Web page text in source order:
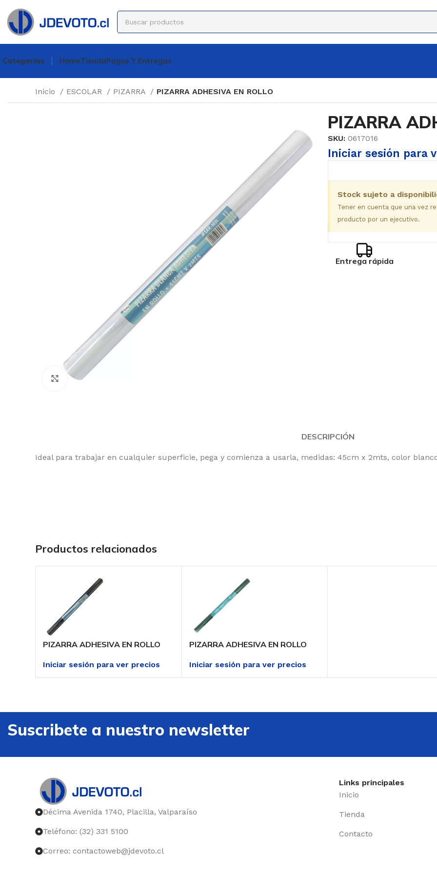
Categorías HomeTiendaPagos Y Entregas
Inicio ESCOLAR PIZARRA PIZARRA ADHESIVA EN ROLLO
Clic para ampliar
PIZARRA
SKU: 0617016
Iniciar sesión para
Stock sujeto a
Tener en cuenta que una vez
producto por un ejecutivo.
Entrega rápida
DESCRIPCIÓN
Ideal para trabajar en cualquier superficie, pega y comienza a usarla, medidas: 45cm x 2mts, color
Productos relacionados
PIZARRA ADHESIVA EN ROLLO
Iniciar sesión para ver precios
PIZARRA ADHESIVA EN ROLLO
Iniciar sesión para ver precios
Suscribete a nuestro newsletter
Décima Avenida 1740, Placilla, Valparaíso
Teléfono: (32) 331 5100
Correo: contactoweb@jdevoto.cl
Links principales
Inicio
Tienda
Contacto